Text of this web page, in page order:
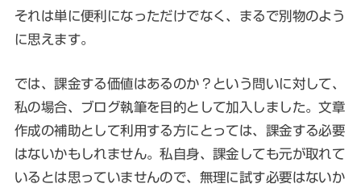
それは単に便利になっただけでなく、まるで別物のよう
に思えます。
では、課金する価値はあるのか？という問いに対して、
私の場合、ブログ執筆を目的として加入しました。文章
作成の補助として利用する方にとっては、課金する必要
はないかもしれません。私自身、課金しても元が取れて
いるとは思っていませんので、無理に試す必要はないか